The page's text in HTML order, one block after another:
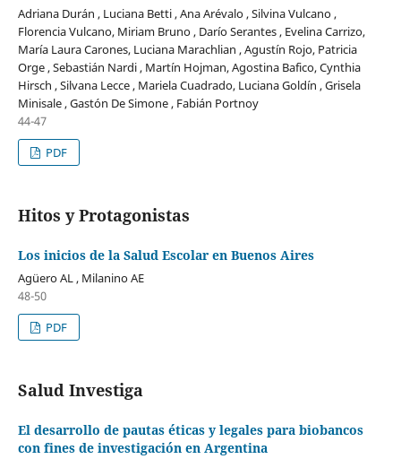
Adriana Durán , Luciana Betti , Ana Arévalo , Silvina Vulcano ,
Florencia Vulcano, Miriam Bruno , Darío Serantes , Evelina Carrizo,
María Laura Carones, Luciana Marachlian , Agustín Rojo, Patricia
Orge , Sebastián Nardi , Martín Hojman, Agostina Bafico, Cynthia
Hirsch , Silvana Lecce , Mariela Cuadrado, Luciana Goldín , Grisela
Minisale , Gastón De Simone , Fabián Portnoy
44-47
PDF
Hitos y Protagonistas
Los inicios de la Salud Escolar en Buenos Aires
Agüero AL , Milanino AE
48-50
PDF
Salud Investiga
El desarrollo de pautas éticas y legales para biobancos
con fines de investigación en Argentina